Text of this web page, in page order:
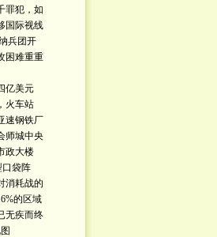
罪犯，如
国际视线
兵团开
困难重重
亿美元
火车站
速钢铁厂
师城中央
政大楼
口袋阵
消耗战的
的区域
无疾而终